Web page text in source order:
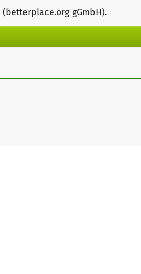
gGmbH).